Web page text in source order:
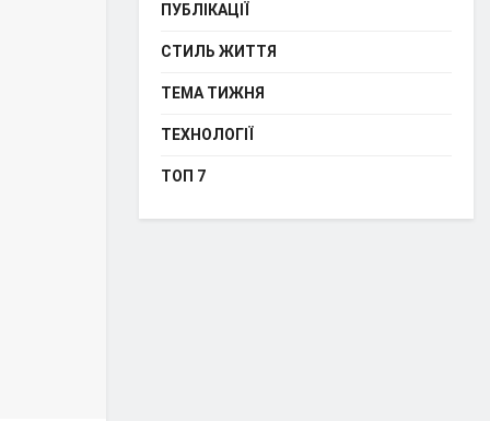
ПУБЛІКАЦІЇ
СТИЛЬ ЖИТТЯ
ТЕМА ТИЖНЯ
ТЕХНОЛОГІЇ
ТОП 7